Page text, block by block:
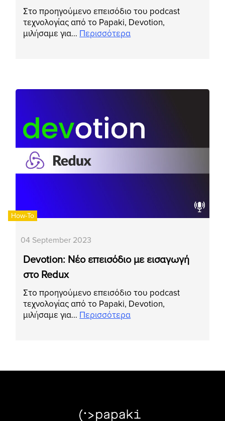
Στο προηγούμενο επεισόδιο του podcast
τεχνολογίας από το Papaki, Devotion,
μιλήσαμε για… Περισσότερα
How-To
04 September 2023
Devotion: Νέο επεισόδιο με εισαγωγή
στο Redux
Στο προηγούμενο επεισόδιο του podcast
τεχνολογίας από το Papaki, Devotion,
μιλήσαμε για… Περισσότερα